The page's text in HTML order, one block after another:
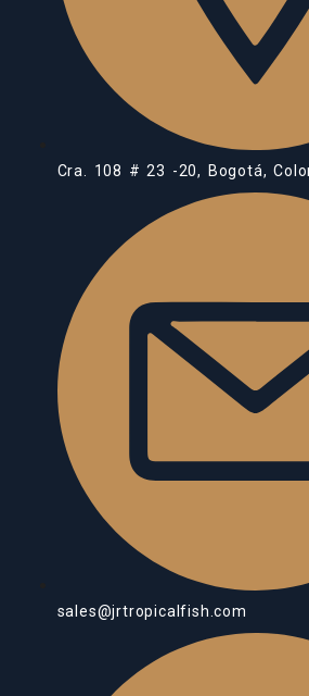
Cra. 108 # 23 -20, Bogotá,
sales@jrtropicalfish.com